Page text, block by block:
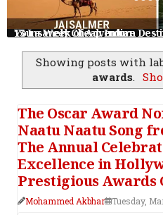
15 Insanely Cheap Indian Destinations — Where ₹5,000 Gets You a Week of Adventure
Showing posts with
awards.
The Oscar Award
Naatu Naatu Song
The Annual
Excellence in
Prestigious Awards
Mohammed Akbhar Tuesday,